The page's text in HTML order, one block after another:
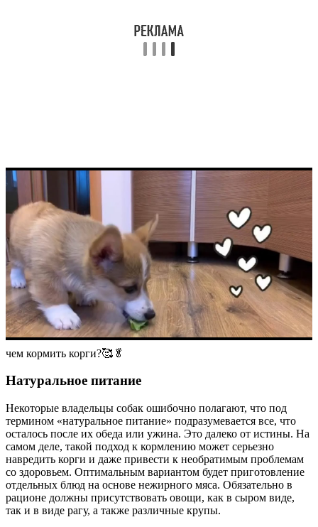
чем кормить корги?🥰🥬
Натуральное питание
Некоторые владельцы собак ошибочно полагают, что под
термином «натуральное питание» подразумевается все, что
осталось после их обеда или ужина. Это далеко от истины. На
самом деле, такой подход к кормлению может серьезно
навредить корги и даже привести к необратимым проблемам
со здоровьем. Оптимальным вариантом будет приготовление
отдельных блюд на основе нежирного мяса. Обязательно в
рационе должны присутствовать овощи, как в сыром виде,
так и в виде рагу, а также различные крупы.